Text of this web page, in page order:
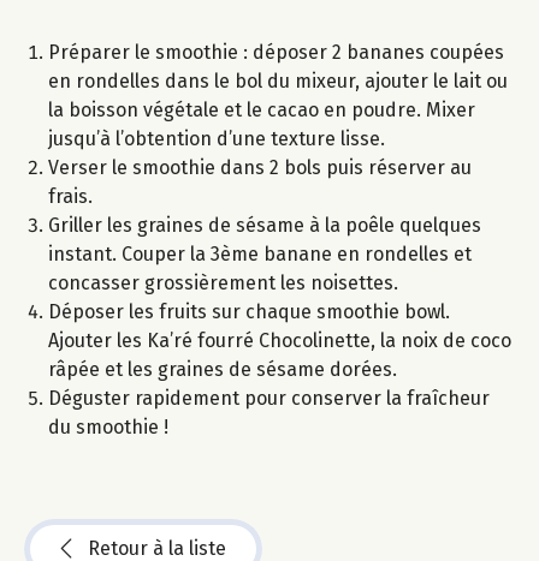
Préparer le smoothie : déposer 2 bananes coupées
en rondelles dans le bol du mixeur, ajouter le lait ou
la boisson végétale et le cacao en poudre. Mixer
jusqu’à l’obtention d’une texture lisse.
Verser le smoothie dans 2 bols puis réserver au
frais.
Griller les graines de sésame à la poêle quelques
instant. Couper la 3ème banane en rondelles et
concasser grossièrement les noisettes.
Déposer les fruits sur chaque smoothie bowl.
Ajouter les Ka’ré fourré Chocolinette, la noix de coco
râpée et les graines de sésame dorées.
Déguster rapidement pour conserver la fraîcheur
du smoothie !
Retour à la liste